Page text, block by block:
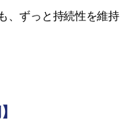
、ずっと持続性を維持